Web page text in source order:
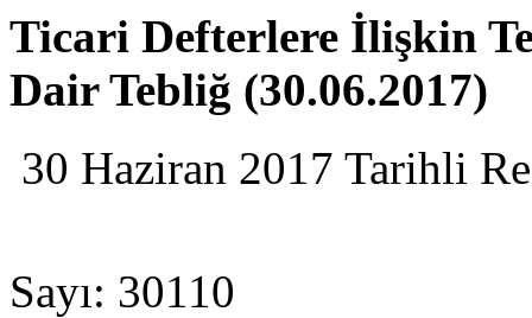
Ticari Defterlere İlişkin
Dair Tebliğ (30.06.2017)
30 Haziran 2017 Tarihli
Sayı: 30110